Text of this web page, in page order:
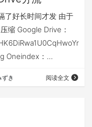
了好长时间才发 由于
缩 Google Drive：
Oneindex：
ずき 阅读全文